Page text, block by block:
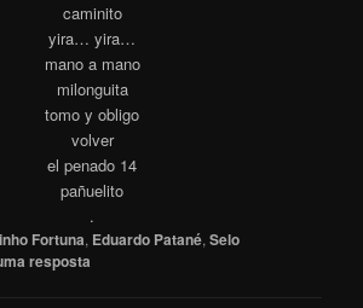
caminito
yira… yira…
mano a mano
milonguita
tomo y obligo
volver
el penado 14
pañuelito
.
Fortuna, Eduardo Patané,Selo
resposta